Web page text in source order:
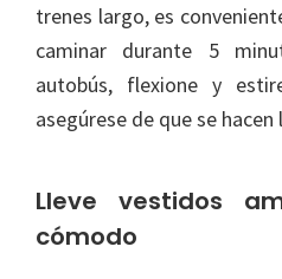
trenes largo, es
caminar durante 5
autobús, flexione y
asegúrese de que se
Lleve vestidos
cómodo